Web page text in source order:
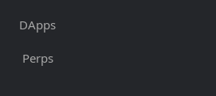
DApps
Perps